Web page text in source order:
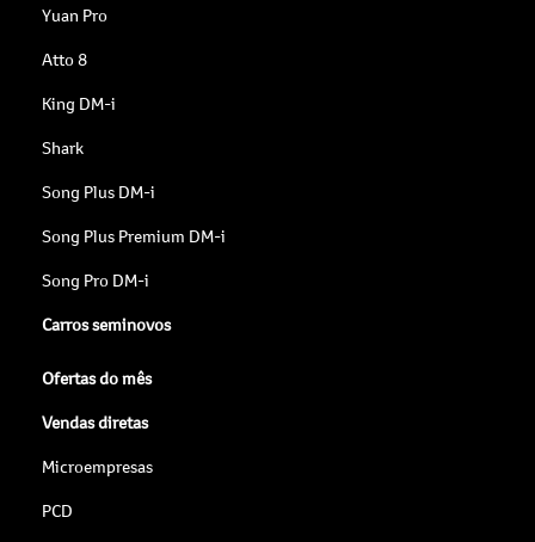
Yuan Pro
Atto 8
King DM-i
Shark
Song Plus DM-i
Song Plus Premium DM-i
Song Pro DM-i
Carros seminovos
Ofertas do mês
Vendas diretas
Microempresas
PCD